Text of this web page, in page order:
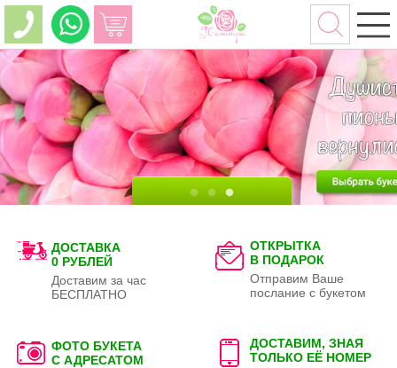
ДОСТАВКА
0 РУБЛЕЙ
Доставим за час
БЕСПЛАТНО
ОТКРЫТКА
В ПОДАРОК
Отправим Ваше
послание с букетом
ФОТО БУКЕТА
С АДРЕСАТОМ
ДОСТАВИМ, ЗНАЯ
ТОЛЬКО ЕЁ НОМЕР